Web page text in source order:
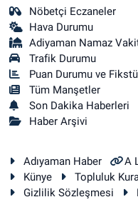
Nöbetçi Eczaneler
Hava Durumu
Adiyaman Namaz
Trafik Durumu
Puan Durumu ve
Tüm Manşetler
Son Dakika Haberleri
Haber Arşivi
Adıyaman Haber A
Künye
Topluluk
Gizlilik Sözleşmesi